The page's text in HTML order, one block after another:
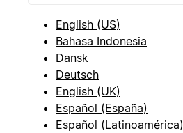
English (US)
Bahasa Indonesia
Dansk
Deutsch
English (UK)
Español (España)
Español (Latinoamérica)